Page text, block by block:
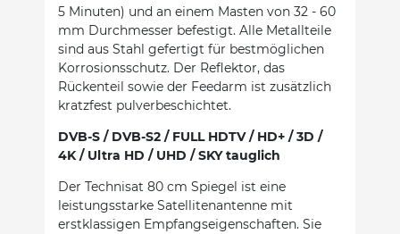
5 Minuten) und an einem Masten von 32 - 60
mm Durchmesser befestigt. Alle Metallteile
sind aus Stahl gefertigt für bestmöglichen
Korrosionsschutz. Der Reflektor, das
Rückenteil sowie der Feedarm ist zusätzlich
kratzfest pulverbeschichtet.
DVB-S / DVB-S2 / FULL HDTV / HD+ / 3D /
4K / Ultra HD / UHD / SKY tauglich
Der Technisat 80 cm Spiegel ist eine
leistungsstarke Satellitenantenne mit
erstklassigen Empfangseigenschaften. Sie